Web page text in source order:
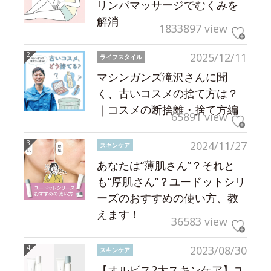
リンパマッサージでむくみを
解消
1833897 view
2025/12/11
ライフスタイル
マシンガンズ滝沢さんに聞
く、古いコスメの捨て方は？
｜コスメの断捨離・捨て方編
65891 view
2024/11/27
スキンケア
あなたは“薄肌さん”？それと
も“厚肌さん”？ユードットシリ
ーズのおすすめの使い方、教
えます！
36583 view
2023/08/30
スキンケア